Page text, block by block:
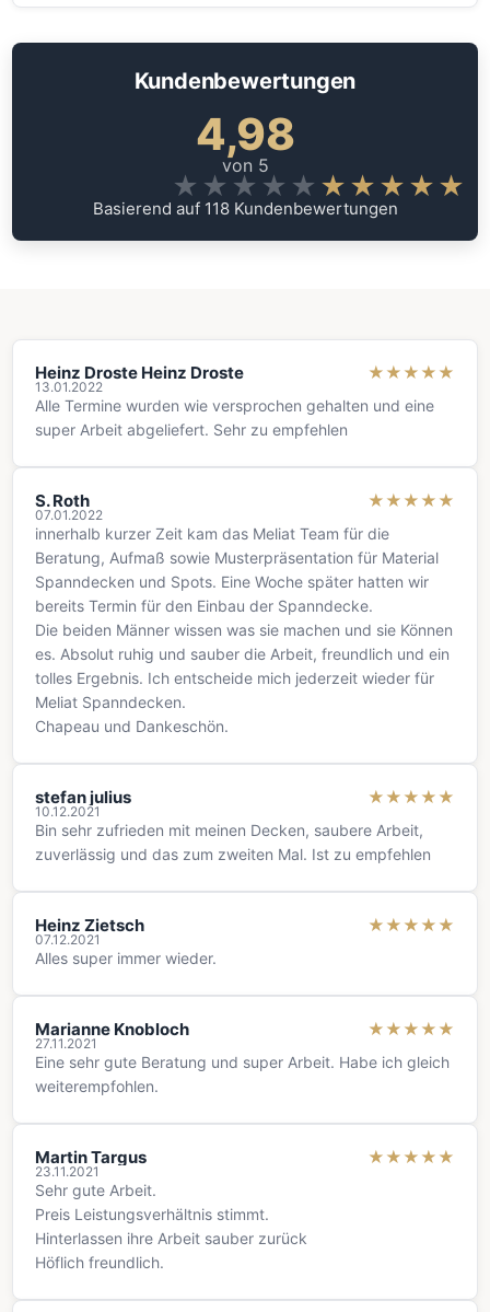
Kundenbewertungen
4,98
von 5
★★★★★ ★★★★★
Basierend auf 118 Kundenbewertungen
Heinz Droste Heinz Droste
13.01.2022
★ ★ ★ ★ ★
Alle Termine wurden wie versprochen gehalten und eine
super Arbeit abgeliefert. Sehr zu empfehlen
S. Roth
07.01.2022
★ ★ ★ ★ ★
innerhalb kurzer Zeit kam das Meliat Team für die
Beratung, Aufmaß sowie Musterpräsentation für Material
Spanndecken und Spots. Eine Woche später hatten wir
bereits Termin für den Einbau der Spanndecke.
Die beiden Männer wissen was sie machen und sie Können
es. Absolut ruhig und sauber die Arbeit, freundlich und ein
tolles Ergebnis. Ich entscheide mich jederzeit wieder für
Meliat Spanndecken.
Chapeau und Dankeschön.
stefan julius
10.12.2021
★ ★ ★ ★ ★
Bin sehr zufrieden mit meinen Decken, saubere Arbeit,
zuverlässig und das zum zweiten Mal. Ist zu empfehlen
Heinz Zietsch
07.12.2021
★ ★ ★ ★ ★
Alles super immer wieder.
Marianne Knobloch
27.11.2021
★ ★ ★ ★ ★
Eine sehr gute Beratung und super Arbeit. Habe ich gleich
weiterempfohlen.
Martin Targus
23.11.2021
★ ★ ★ ★ ★
Sehr gute Arbeit.
Preis Leistungsverhältnis stimmt.
Hinterlassen ihre Arbeit sauber zurück
Höflich freundlich.